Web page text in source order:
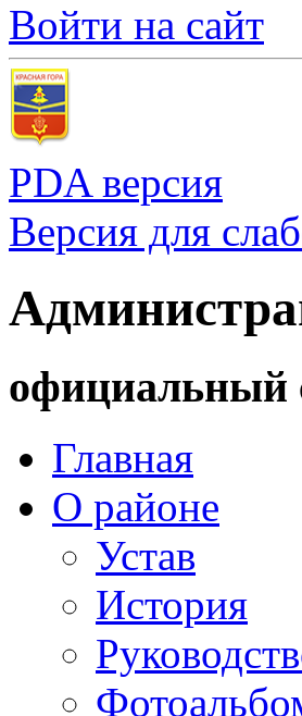
Войти на сайт
PDA версия
Версия для
официальный
Главная
О районе
Устав
История